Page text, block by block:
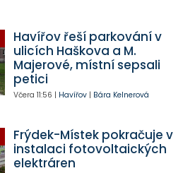
Havířov řeší parkování v
ulicích Haškova a M.
Majerové, místní sepsali
petici
Včera 11:56 | Havířov| Bára Kelnerová
Frýdek-Místek pokračuje v
instalaci fotovoltaických
elektráren